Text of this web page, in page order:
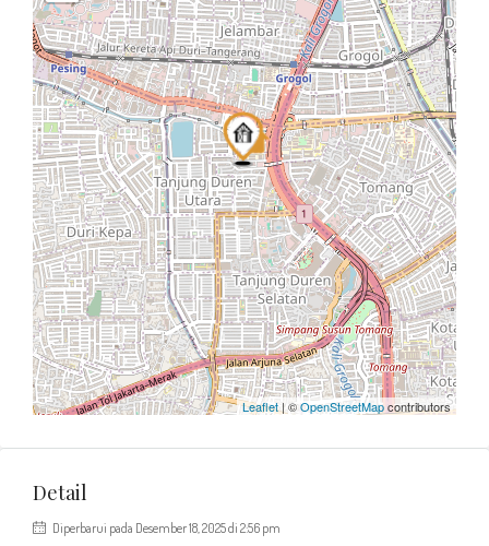
Leaflet| ©OpenStreetMapcontributors
Detail
Diperbarui pada Desember 18, 2025 di 2:56 pm